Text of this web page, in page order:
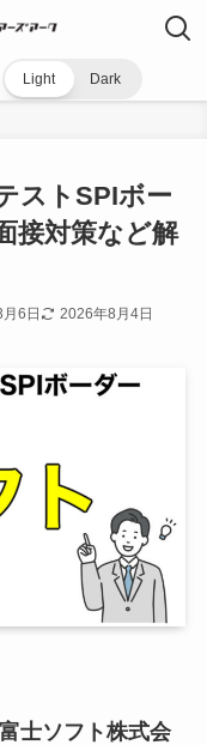
Light Dark
ストSPIボー
接対策など解
6日 2026年8月4日
富士ソフト株式会